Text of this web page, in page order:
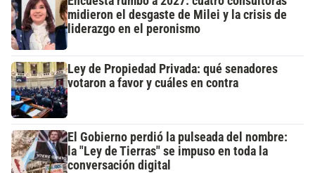
midieron el desgaste de Milei y la crisis de
liderazgo en el peronismo
Ley de Propiedad Privada: qué senadores
votaron a favor y cuáles en contra
El Gobierno perdió la pulseada del nombre:
la "Ley de Tierras" se impuso en toda la
conversación digital